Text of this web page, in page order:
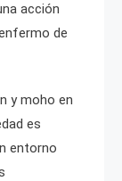
acción
de
y moho en
es
entorno